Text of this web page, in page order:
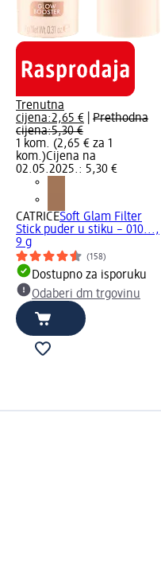
Trenutna
cijena:2,65 €
Prethodna
cijena:5,30 €
1 kom. (2,65 € za 1
kom.)Cijena na
02.05.2025.: 5,30 €
CATRICESoft Glam Filter
Stick puder u stiku – 010...,
9 g
(158)
Dostupno za isporuku
Odaberi dm trgovinu